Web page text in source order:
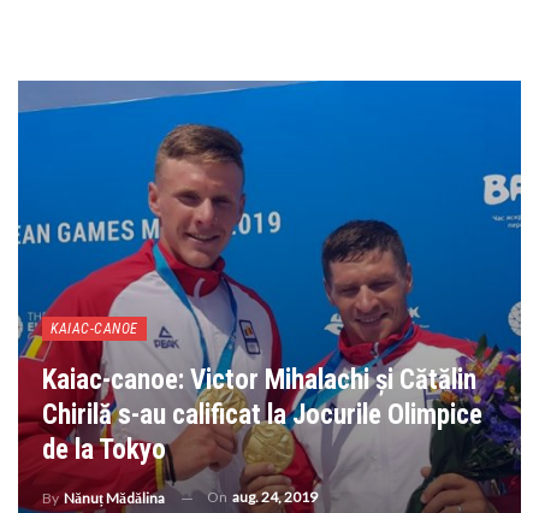
KAIAC-CANOE
Kaiac-canoe: Victor Mihalachi și Cătălin
Chirilă s-au calificat la Jocurile Olimpice
de la Tokyo
ByNănuț Mădălina On aug. 24, 2019